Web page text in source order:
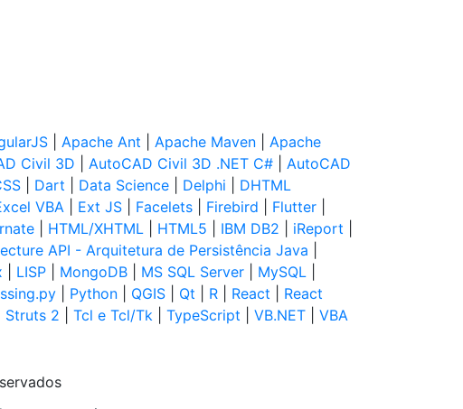
Apache Ant Apache Maven
Apache
Civil 3D AutoCAD Civil 3D .NET C#
AutoCAD
Dart Data Science Delphi
DHTML
VBA Ext JS Facelets Firebird Flutter
HTML/XHTML HTML5 IBM DB2 iReport
API - Arquitetura de Persistência Java
LISP MongoDB MS SQL Server MySQL
Python QGIS Qt R React
React
Struts 2 Tcl e Tcl/Tk TypeScript VB.NET
VBA